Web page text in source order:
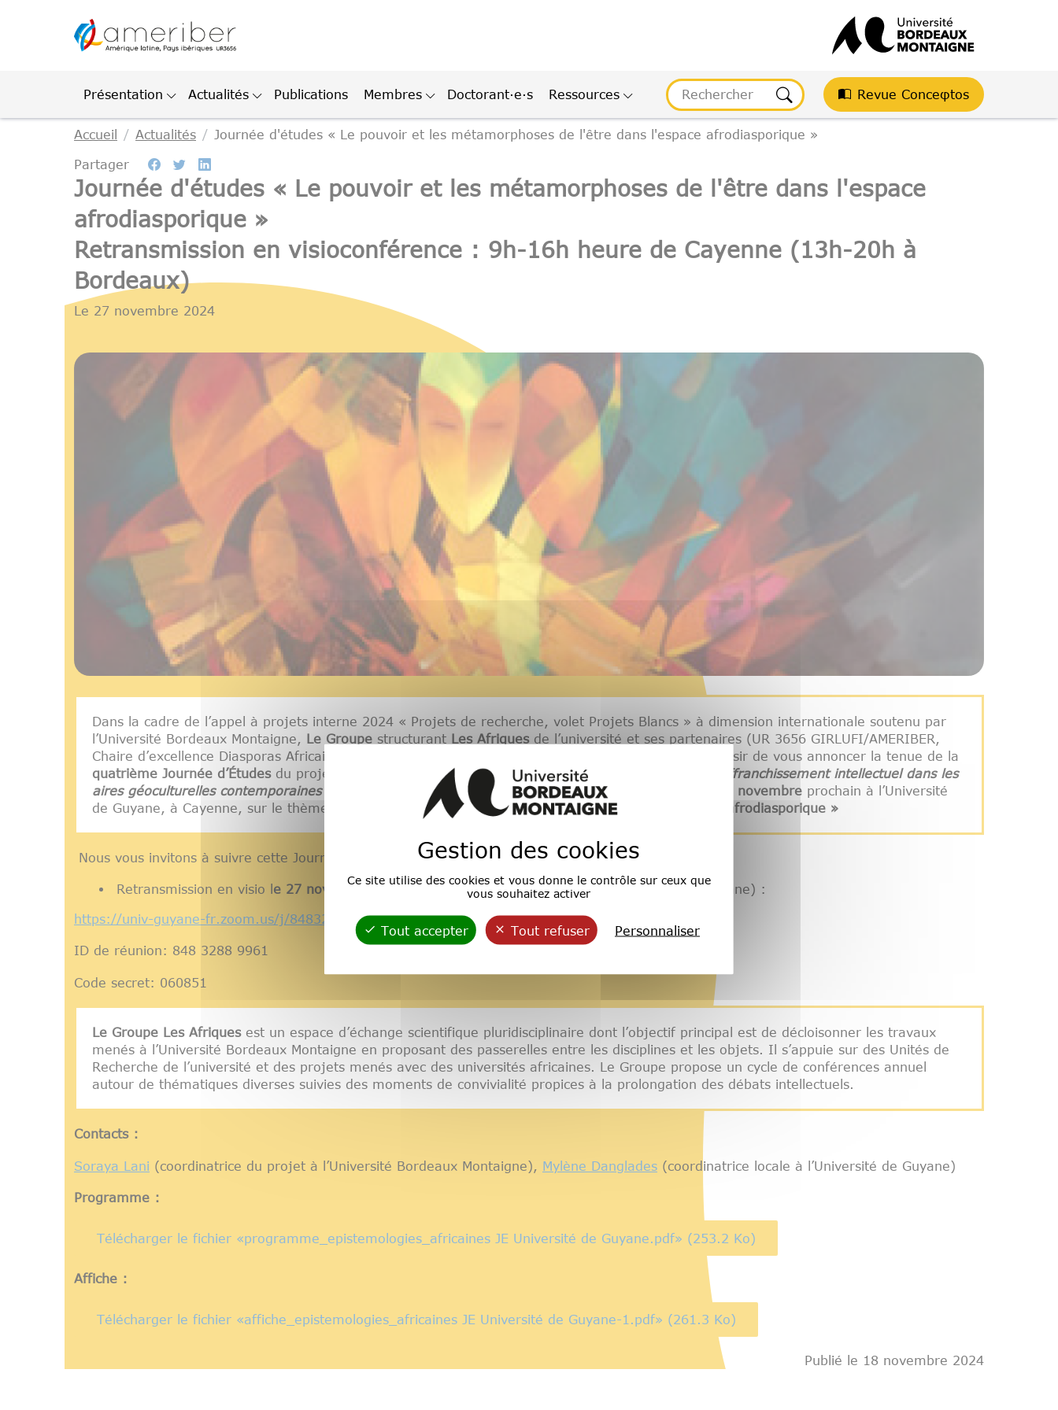
Présentation Actualités Publications Membres Doctorant·e·s Ressources Revue Conceφtos
Accueil Actualités Journée d'études « Le pouvoir et les métamorphoses de l'être dans l'espace afrodiasporique »
Partager
Journée d'études « Le pouvoir et les métamorphoses de l'être dans l'espace
afrodiasporique »
Retransmission en visioconférence : 9h-16h heure de Cayenne (13h-20h à
Bordeaux)
Le 27 novembre 2024
Dans la cadre de l’appel à projets interne 2024 « Projets de recherche, volet Projets Blancs » à dimension internationale soutenu par
l’Université Bordeaux Montaigne,
Le Groupe structurant Les Afriquesde l’université et ses partenaires (UR 3656 GIRLUFI/AMERIBER,
Chaire d’excellence Diasporas Africaines et Transculturalité, MINEA/Université de Guyane) ont le plaisir de vous annoncer la tenue de la
quatrième Journée d’Étudesdu projet
Epistémologies africaines et afrodiasporiques : stratégies d'affranchissement intellectuel dans les
aires géoculturelles contemporaines dites francophone et lusophonequi se déroulera le mercredi 27 novembre prochain à l’Université
de Guyane, à Cayenne, sur le thème :
Le pouvoir et les métamorphoses de l'être dans l'espace afrodiasporique »
Nous vous invitons à suivre cette Journée via le lien ci-dessous :
Retransmission en visio l e 27 novembre (9h-16h) heure de Cayenne(gestion Université de Guyane) :
https://univ-guyane-fr.zoom.us/j/84832889961?pwd=nLAKxTrEzcfpSbs4sp9jaXO76Fdbuc.1
ID de réunion: 848 3288 9961
Code secret: 060851
Le Groupe Les Afriquesest un espace d’échange scientifique pluridisciplinaire dont l’objectif principal est de décloisonner les travaux
menés à l’Université Bordeaux Montaigne en proposant des passerelles entre les disciplines et les objets. Il s’appuie sur des Unités de
Recherche de l’université et des projets menés avec des universités africaines. Le Groupe propose un cycle de conférences annuel
autour de thématiques diverses suivies des moments de convivialité propices à la prolongation des débats intellectuels.
Contacts :
Soraya Lani (coordinatrice du projet à l’Université Bordeaux Montaigne), Mylène Danglades (coordinatrice locale à l’Université de Guyane)
Programme :
Télécharger le fichier «programme_epistemologies_africaines JE Université de Guyane.pdf» (253.2 Ko)
Affiche :
Télécharger le fichier «affiche_epistemologies_africaines JE Université de Guyane-1.pdf» (261.3 Ko)
Publié le 18 novembre 2024
Gestion des cookies
Ce site utilise des cookies et vous donne le contrôle sur ceux que
vous souhaitez activer
Tout accepter Tout refuser Personnaliser